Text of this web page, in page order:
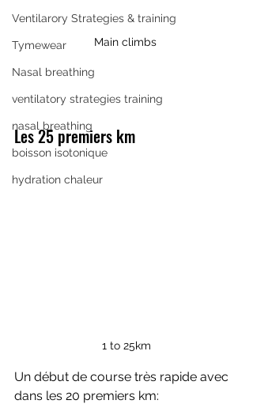
Ventilarory Strategies & training
Tymewear
Nasal breathing
ventilatory strategies training
nasal breathing
boisson isotonique
hydration chaleur
Main climbs
Les 25 premiers km
1 to 25km
Un début de course très rapide avec
dans les 20 premiers km: